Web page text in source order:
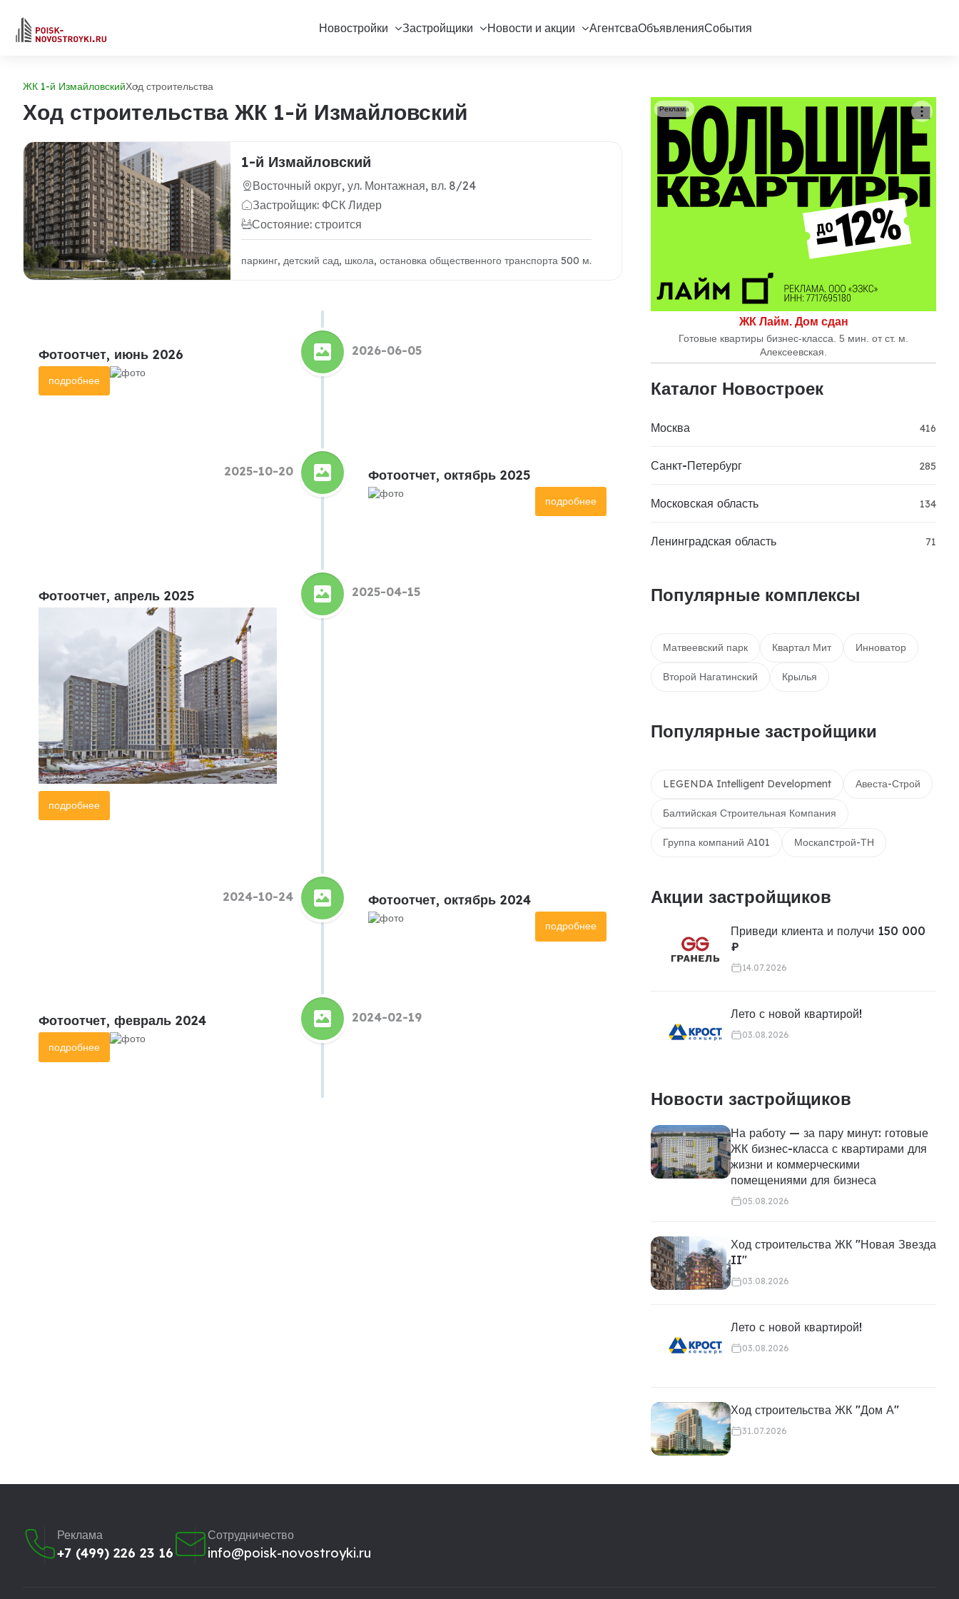
Новостройки Застройщики Новости и акции АгентсваОбъявленияСобытия
ЖК 1-й ИзмайловскийХод строительства
Ход строительства ЖК 1-й Измайловский
1-й Измайловский
Восточный округ, ул. Монтажная, вл. 8/24
Застройщик: ФСК Лидер
Состояние: строится
паркинг, детский сад, школа, остановка общественного транспорта 500 м.
Фотоотчет, июнь 2026
подробнее
2026-06-05
Фотоотчет, октябрь 2025
подробнее
2025-10-20
Фотоотчет, апрель 2025
подробнее
2025-04-15
Фотоотчет, октябрь 2024
подробнее
2024-10-24
Фотоотчет, февраль 2024
подробнее
2024-02-19
ЖК Лайм. Дом сдан
Готовые квартиры бизнес-класса. 5 мин. от ст. м.
Алексеевская.
Реклама
Каталог Новостроек
Москва 416
Санкт-Петербург 285
Московская область 134
Ленинградская область 71
Популярные комплексы
Матвеевский парк Квартал Мит Инноватор
Второй Нагатинский Крылья
Популярные застройщики
LEGENDA Intelligent Development Авеста-Строй
Балтийская Строительная Компания
Группа компаний А101 Москапcтрой-ТН
Акции застройщиков
Приведи клиента и получи 150 000
₽
14.07.2026
Лето с новой квартирой!
03.08.2026
Новости застройщиков
На работу — за пару минут: готовые
ЖК бизнес-класса с квартирами для
жизни и коммерческими
помещениями для бизнеса
05.08.2026
Ход строительства ЖК "Новая Звезда
II"
03.08.2026
Лето с новой квартирой!
03.08.2026
Ход строительства ЖК "Дом А"
31.07.2026
Реклама
+7 (499) 226 23 16
Сотрудничество
info@poisk-novostroyki.ru